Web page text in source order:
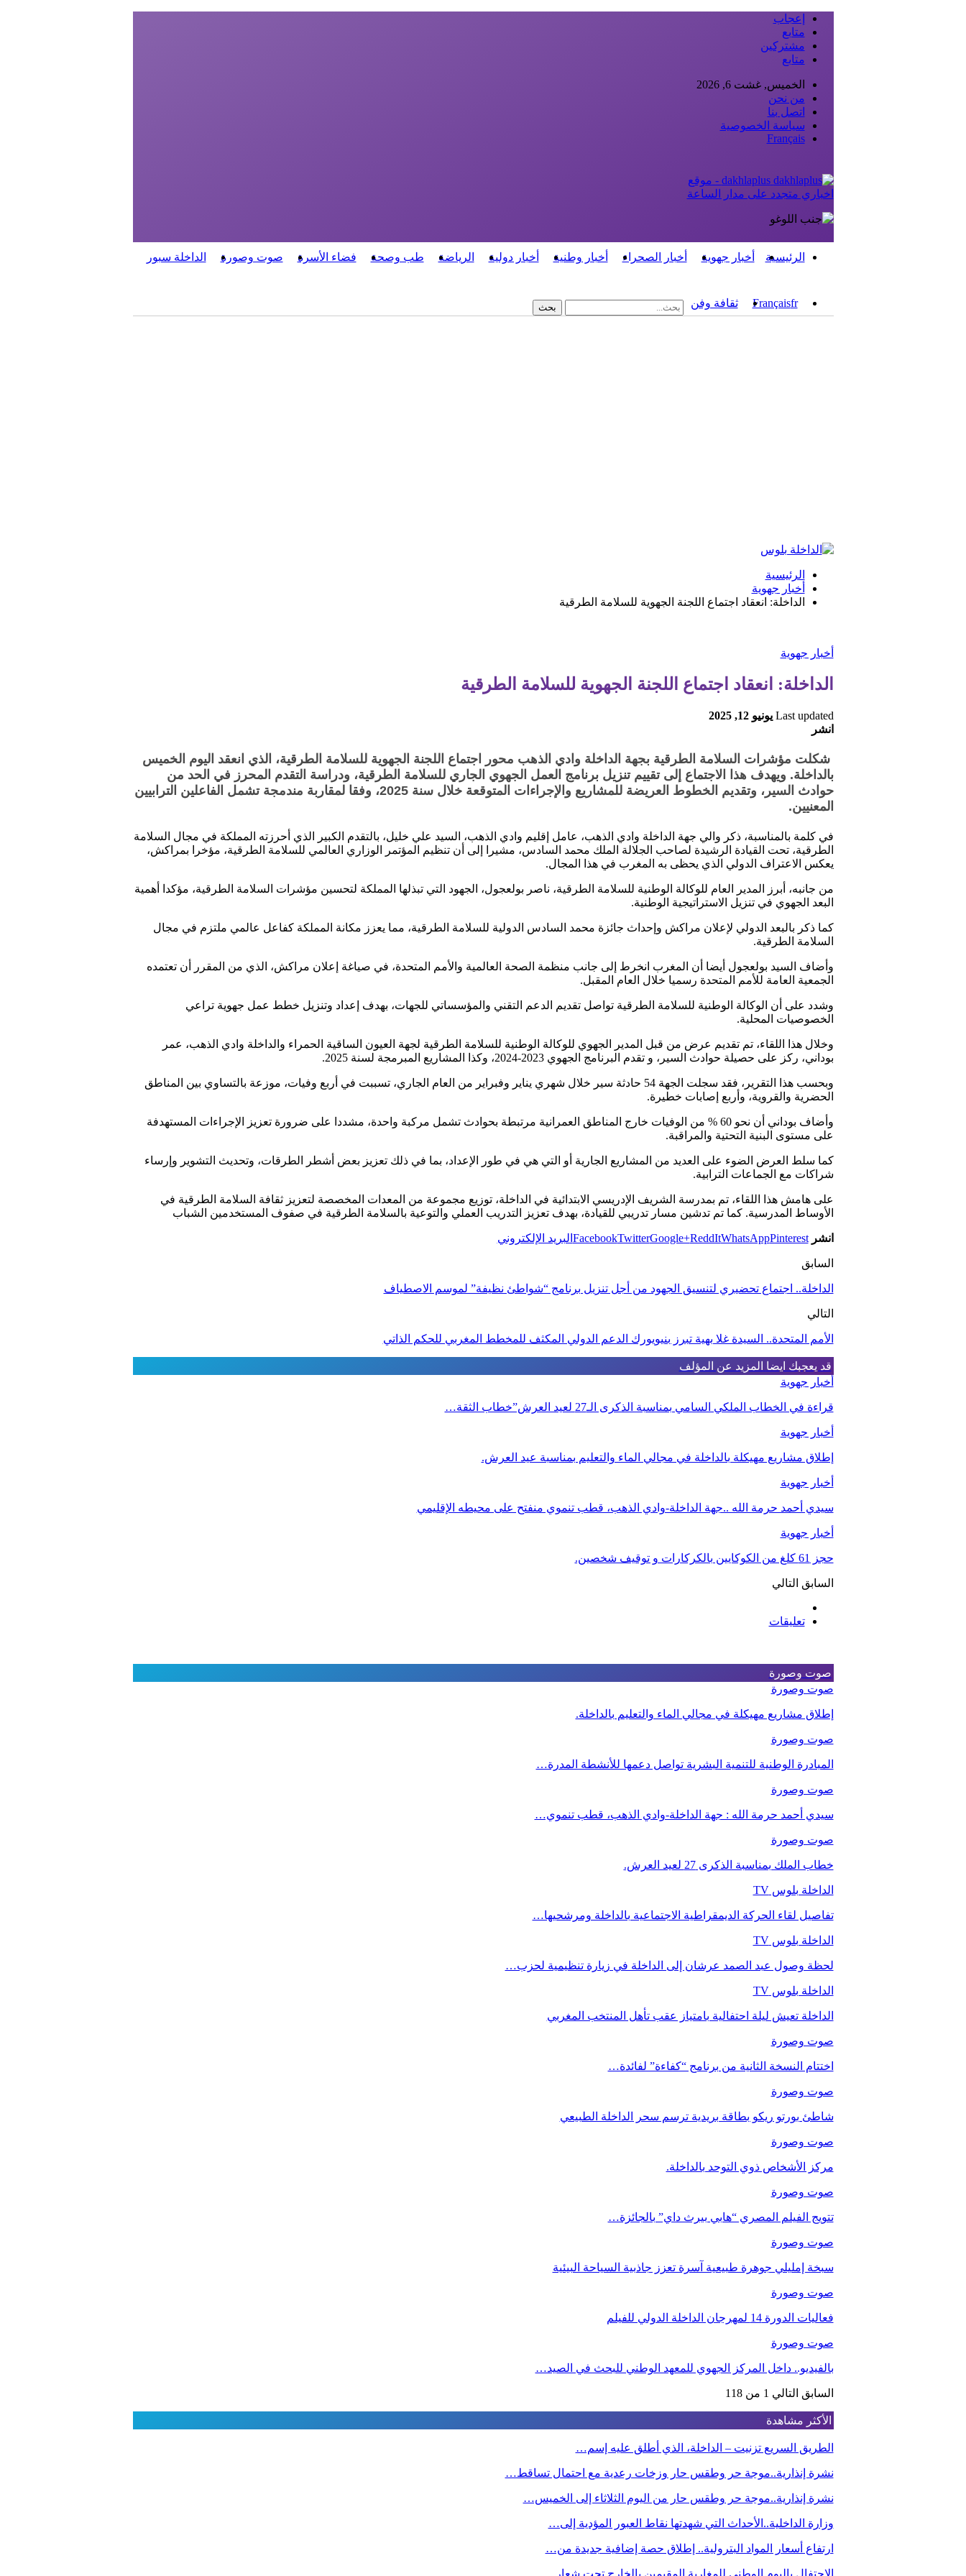
إعجاب
متابع
مشتركين
متابع
الخميس, غشت 6, 2026
من نحن
اتصل بنا
سياسة الخصوصية
Français
dakhlaplus - موقع
اخباري متجدد على مدار الساعة
الرئيسية أخبار جهوية أخبار الصحراء أخبار وطنية أخبار دولية الرياضة طب وصحة فضاء الأسرة صوت وصورة الداخلة سبور
Françaisfr ثقافة وفن
الرئيسية
أخبار جهوية
الداخلة: انعقاد اجتماع اللجنة الجهوية للسلامة الطرقية
أخبار جهوية
الداخلة: انعقاد اجتماع اللجنة الجهوية للسلامة الطرقية
Last updated يونيو 12, 2025
انشر
شكلت مؤشرات السلامة الطرقية بجهة الداخلة وادي الذهب محور اجتماع اللجنة الجهوية للسلامة الطرقية، الذي انعقد اليوم الخميس
بالداخلة. ويهدف هذا الاجتماع إلى تقييم تنزيل برنامج العمل الجهوي الجاري للسلامة الطرقية، ودراسة التقدم المحرز في الحد من
حوادث السير، وتقديم الخطوط العريضة للمشاريع والإجراءات المتوقعة خلال سنة 2025، وفقا لمقاربة مندمجة تشمل الفاعلين الترابيين
المعنيين.
في كلمة بالمناسبة، ذكر والي جهة الداخلة وادي الذهب، عامل إقليم وادي الذهب، السيد علي خليل، بالتقدم الكبير الذي أحرزته المملكة في مجال السلامة
الطرقية، تحت القيادة الرشيدة لصاحب الجلالة الملك محمد السادس، مشيرا إلى أن تنظيم المؤتمر الوزاري العالمي للسلامة الطرقية، مؤخرا بمراكش،
يعكس الاعتراف الدولي الذي يحظى به المغرب في هذا المجال.
من جانبه، أبرز المدير العام للوكالة الوطنية للسلامة الطرقية، ناصر بولعجول، الجهود التي تبذلها المملكة لتحسين مؤشرات السلامة الطرقية، مؤكدا أهمية
البعد الجهوي في تنزيل الاستراتيجية الوطنية.
كما ذكر بالبعد الدولي لإعلان مراكش وإحداث جائزة محمد السادس الدولية للسلامة الطرقية، مما يعزز مكانة المملكة كفاعل عالمي ملتزم في مجال
السلامة الطرقية.
وأضاف السيد بولعجول أيضا أن المغرب انخرط إلى جانب منظمة الصحة العالمية والأمم المتحدة، في صياغة إعلان مراكش، الذي من المقرر أن تعتمده
الجمعية العامة للأمم المتحدة رسميا خلال العام المقبل.
وشدد على أن الوكالة الوطنية للسلامة الطرقية تواصل تقديم الدعم التقني والمؤسساتي للجهات، بهدف إعداد وتنزيل خطط عمل جهوية تراعي
الخصوصيات المحلية.
وخلال هذا اللقاء، تم تقديم عرض من قبل المدير الجهوي للوكالة الوطنية للسلامة الطرقية لجهة العيون الساقية الحمراء والداخلة وادي الذهب، عمر
بوداني، ركز على حصيلة حوادث السير، و تقدم البرنامج الجهوي 2023-2024، وكذا المشاريع المبرمجة لسنة 2025.
وبحسب هذا التقرير، فقد سجلت الجهة 54 حادثة سير خلال شهري يناير وفبراير من العام الجاري، تسببت في أربع وفيات، موزعة بالتساوي بين المناطق
الحضرية والقروية، وأربع إصابات خطيرة.
وأضاف بوداني أن نحو 60 % من الوفيات خارج المناطق العمرانية مرتبطة بحوادث تشمل مركبة واحدة، مشددا على ضرورة تعزيز الإجراءات المستهدفة
على مستوى البنية التحتية والمراقبة.
كما سلط العرض الضوء على العديد من المشاريع الجارية أو التي هي في طور الإعداد، بما في ذلك تعزيز بعض أشطر الطرقات، وتحديث التشوير وإرساء
شراكات مع الجماعات الترابية.
على هامش هذا اللقاء، تم بمدرسة الشريف الإدريسي الابتدائية في الداخلة، توزيع مجموعة من المعدات المخصصة لتعزيز ثقافة السلامة الطرقية في
الأوساط المدرسية. كما تم تدشين مسار تدريبي للقيادة، بهدف تعزيز التدريب العملي والتوعية بالسلامة الطرقية في صفوف المستخدمين الشباب
انشر FacebookTwitterGoogle+ReddItWhatsAppPinterest البريد الإلكتروني
السابق
الداخلة.. اجتماع تحضيري لتنسيق الجهود من أجل تنزيل برنامج “شواطئ نظيفة” لموسم الاصطياف
التالي
الأمم المتحدة.. السيدة غلا بهية تبرز بنيويورك الدعم الدولي المكثف للمخطط المغربي للحكم الذاتي
قد يعجبك ايضا المزيد عن المؤلف
أخبار جهوية
قراءة في الخطاب الملكي السامي بمناسبة الذكرى الـ27 لعيد العرش”خطاب الثقة…
أخبار جهوية
إطلاق مشاريع مهيكلة بالداخلة في مجالي الماء والتعليم بمناسبة عيد العرش.
أخبار جهوية
سيدي أحمد حرمة الله ..جهة الداخلة-وادي الذهب، قطب تنموي منفتح على محيطه الإقليمي
أخبار جهوية
حجز 61 كلغ من الكوكايين بالكركارات و توقيف شخصين.
السابق التالي
تعليقات
صوت وصورة
صوت وصورة
إطلاق مشاريع مهيكلة في مجالي الماء والتعليم بالداخلة.
صوت وصورة
المبادرة الوطنية للتنمية البشرية تواصل دعمها للأنشطة المدرة…
صوت وصورة
سيدي أحمد حرمة الله : جهة الداخلة-وادي الذهب، قطب تنموي…
صوت وصورة
خطاب الملك بمناسبة الذكرى 27 لعيد العرش.
الداخلة بلوس TV
تفاصيل لقاء الحركة الديمقراطية الاجتماعية بالداخلة ومرشحيها…
الداخلة بلوس TV
لحظة وصول عبد الصمد عرشان إلى الداخلة في زيارة تنظيمية لحزب…
الداخلة بلوس TV
الداخلة تعيش ليلة احتفالية بامتياز عقب تأهل المنتخب المغربي
صوت وصورة
اختتام النسخة الثانية من برنامج “كفاءة” لفائدة…
صوت وصورة
شاطئ بورتو ريكو بطاقة بريدية ترسم سحر الداخلة الطبيعي
صوت وصورة
مركز الأشخاص ذوي التوحد بالداخلة.
صوت وصورة
تتويج الفيلم المصري “هابي بيرث داي” بالجائزة…
صوت وصورة
سبخة إمليلي جوهرة طبيعية آسرة تعزز جاذبية السياحة البيئية
صوت وصورة
فعاليات الدورة 14 لمهرجان الداخلة الدولي للفيلم
صوت وصورة
بالفيديو.. داخل المركز الجهوي للمعهد الوطني للبحث في الصيد…
السابق التالي 1 من 118
الأكثر مشاهدة
الطريق السريع تزنيت – الداخلة، الذي أطلق عليه إسم…
نشرة إنذارية..موجة حر وطقس حار وزخات رعدية مع احتمال تساقط…
نشرة إنذارية..موجة حر وطقس حار من اليوم الثلاثاء إلى الخميس…
وزارة الداخلية..الأحداث التي شهدتها نقاط العبور المؤدية إلى…
ارتفاع أسعار المواد البترولية.. إطلاق حصة إضافية جديدة من…